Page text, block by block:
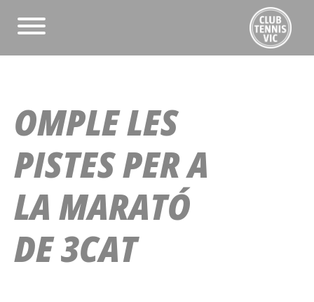
OMPLE LES
PISTES PER A
LA MARATÓ
DE 3CAT